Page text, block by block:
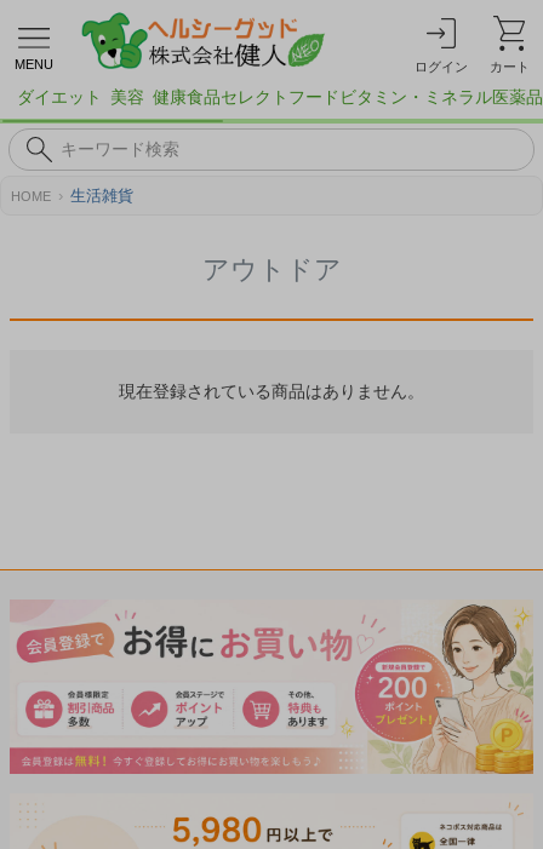
MENU ログイン カート
ダイエット 美容 健康食品セレクトフード ビタミン・ミネラル医薬品
HOME 生活雑貨
アウトドア
現在登録されている商品はありません。